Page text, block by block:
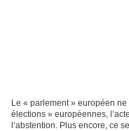
Le « parlement » européen
élections » européennes,
l’abstention. Plus encore, ce